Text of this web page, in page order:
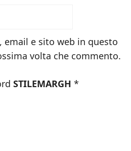
email e sito web in questo
volta che commento.
STILEMARGH *